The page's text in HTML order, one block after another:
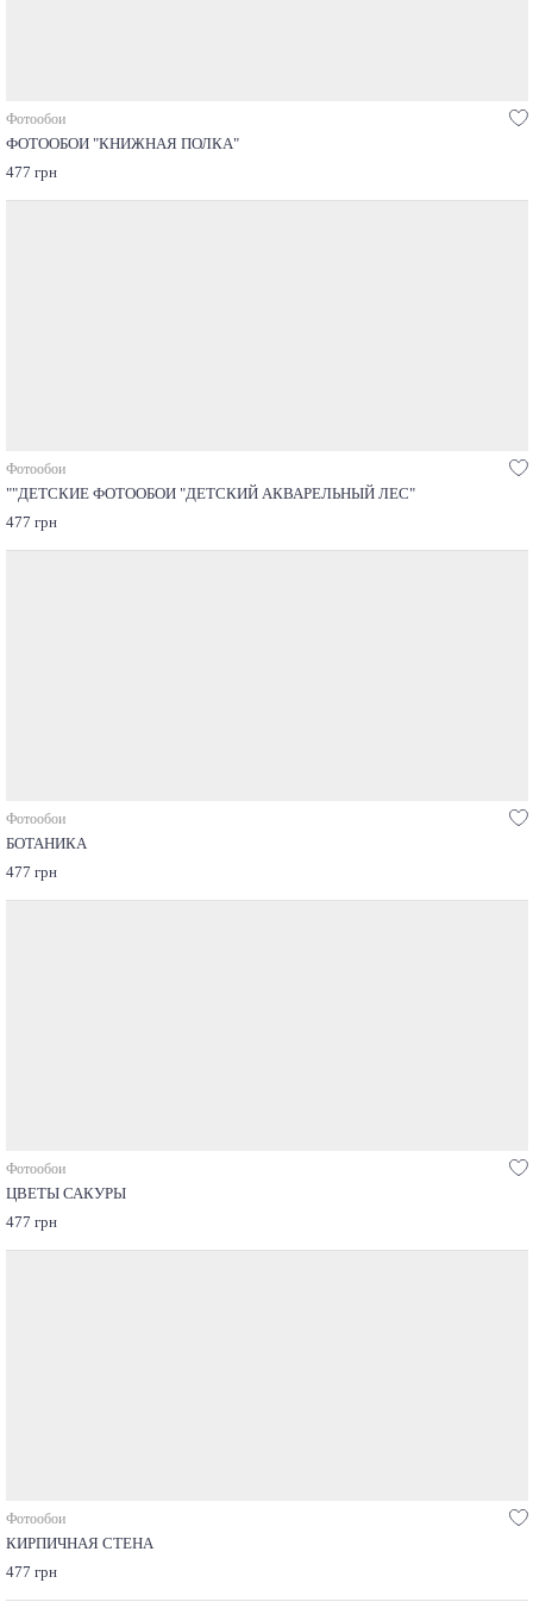
Фотообои
ФОТООБОИ "КНИЖНАЯ ПОЛКА"
477 грн
Фотообои
""ДЕТСКИЕ ФОТООБОИ "ДЕТСКИЙ АКВАРЕЛЬНЫЙ ЛЕС"
477 грн
Фотообои
БОТАНИКА
477 грн
Фотообои
ЦВЕТЫ САКУРЫ
477 грн
Фотообои
КИРПИЧНАЯ СТЕНА
477 грн